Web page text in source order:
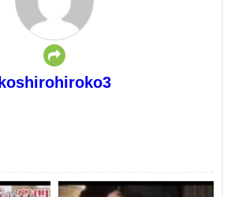
koshirohiroko3